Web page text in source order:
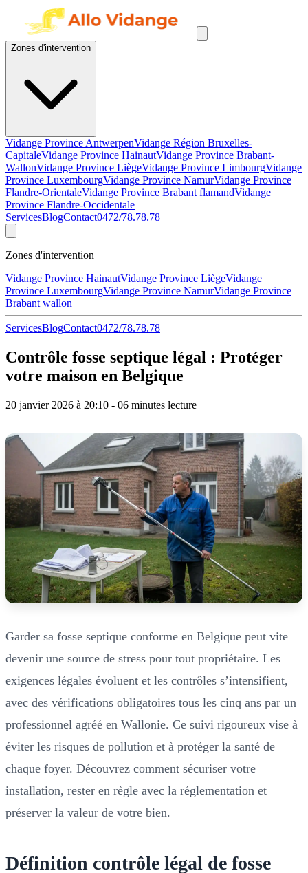
Zones d'intervention
Vidange Province AntwerpenVidange Région Bruxelles-
CapitaleVidange Province HainautVidange Province Brabant-
WallonVidange Province LiègeVidange Province LimbourgVidange
Province LuxembourgVidange Province NamurVidange Province
Flandre-OrientaleVidange Province Brabant flamandVidange
Province Flandre-Occidentale
ServicesBlogContact0472/78.78.78
Zones d'intervention
Vidange Province HainautVidange Province LiègeVidange
Province LuxembourgVidange Province NamurVidange Province
Brabant wallon
ServicesBlogContact0472/78.78.78
Contrôle fosse septique légal : Protéger
votre maison en Belgique
20 janvier 2026 à 20:10 - 06 minutes lecture
Garder sa fosse septique conforme en Belgique peut vite
devenir une source de stress pour tout propriétaire. Les
exigences légales évoluent et les contrôles s’intensifient,
avec des vérifications obligatoires tous les cinq ans par un
professionnel agréé en Wallonie. Ce suivi rigoureux vise à
éviter les risques de pollution et à protéger la santé de
chaque foyer. Découvrez comment sécuriser votre
installation, rester en règle avec la réglementation et
préserver la valeur de votre bien.
Définition contrôle légal de fosse